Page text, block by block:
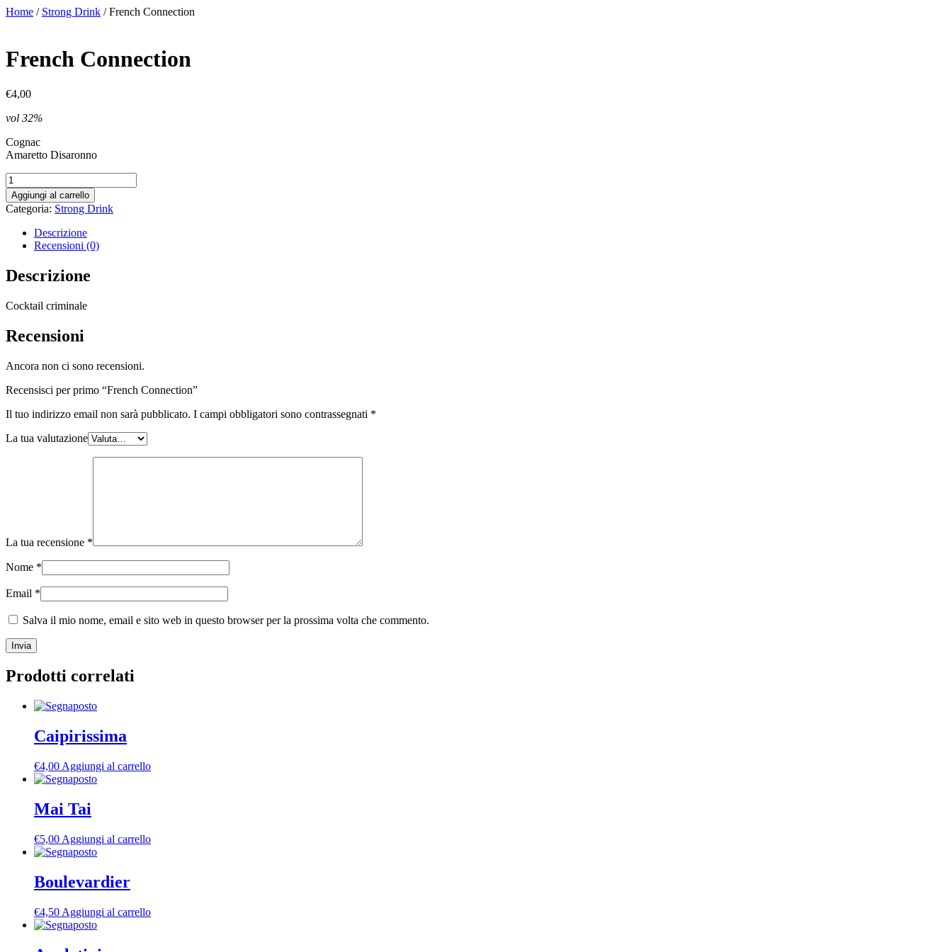
Vai
Home / Strong Drink / French Connection
French Connection
€4,00
vol 32%
Cognac
Amaretto Disaronno
French
Connection
quantità
Aggiungi al carrello
Categoria: Strong Drink
Descrizione
Recensioni (0)
Descrizione
Cocktail criminale
Recensioni
Ancora non ci sono recensioni.
Recensisci per primo “French Connection”
Il tuo indirizzo email non sarà pubblicato. I campi obbligatori sono contrassegnati *
La tua valutazione
La tua recensione *
Nome *
Email *
Salva il mio nome, email e sito web in questo browser per la prossima volta che commento.
Prodotti correlati
Caipirissima
€4,00 Aggiungi al carrello
Mai Tai
€5,00 Aggiungi al carrello
Boulevardier
€4,50 Aggiungi al carrello